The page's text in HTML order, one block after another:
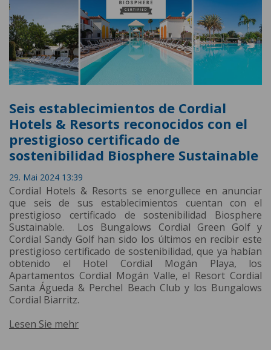
Seis establecimientos de Cordial
Hotels & Resorts reconocidos con el
prestigioso certificado de
sostenibilidad Biosphere Sustainable
29. Mai 2024 13:39
Cordial Hotels & Resorts se enorgullece en anunciar
que seis de sus establecimientos cuentan con el
prestigioso certificado de sostenibilidad Biosphere
Sustainable. Los Bungalows Cordial Green Golf y
Cordial Sandy Golf han sido los últimos en recibir este
prestigioso certificado de sostenibilidad, que ya habían
obtenido el Hotel Cordial Mogán Playa, los
Apartamentos Cordial Mogán Valle, el Resort Cordial
Santa Águeda & Perchel Beach Club y los Bungalows
Cordial Biarritz.
Lesen Sie mehr